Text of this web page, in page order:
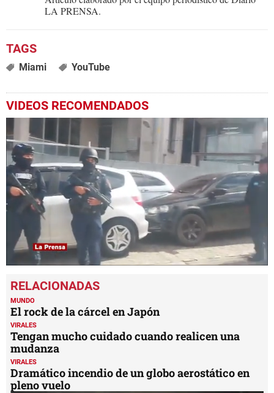
LA PRENSA.
Miami YouTube
VIDEOS RECOMENDADOS
seconds
of
3
minutes,
51
seconds
MUNDO
El rock de la cárcel en Japón
VIRALES
Tengan mucho cuidado cuando realicen una
mudanza
VIRALES
Dramático incendio de un globo aerostático en
pleno vuelo